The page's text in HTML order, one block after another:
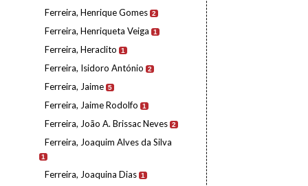
Ferreira, Henrique Gomes 2
Ferreira, Henriqueta Veiga 1
Ferreira, Heraclito 1
Ferreira, Isidoro António 2
Ferreira, Jaime 5
Ferreira, Jaime Rodolfo 1
Ferreira, João A. Brissac Neves 2
Ferreira, Joaquim Alves da Silva
1
Ferreira, Joaquina Dias 1